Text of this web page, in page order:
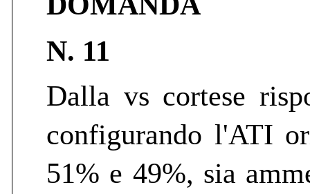
N. 11
Dalla vs cortese
configurando l'ATI
51% e 49%, sia